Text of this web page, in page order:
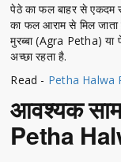
पेठे का फल बाहर से एकदम
का फल आराम से मिल
मुरब्बा (Agra Petha)
अच्छा रहता है.
Read - Petha Halwa
आवश्यक
Petha